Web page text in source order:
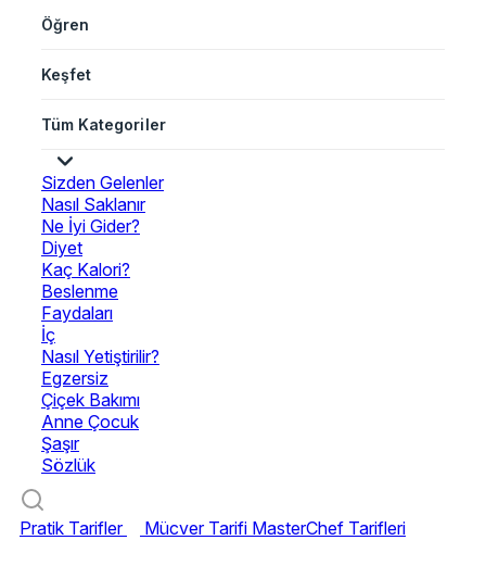
Öğren
Keşfet
Tüm Kategoriler
Sizden Gelenler
Nasıl Saklanır
Ne İyi Gider?
Diyet
Kaç Kalori?
Beslenme
Faydaları
İç
Nasıl Yetiştirilir?
Egzersiz
Çiçek Bakımı
Anne Çocuk
Şaşır
Sözlük
Pratik Tarifler Mücver Tarifi MasterChef Tarifleri